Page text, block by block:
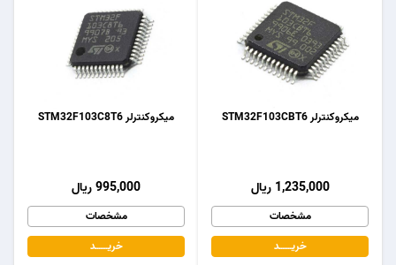
میکروکنترلر STM32F103C8T6
995,000 ریال
مشخصات
خریـــــــد
میکروکنترلر STM32F103CBT6
1,235,000 ریال
مشخصات
خریـــــــد